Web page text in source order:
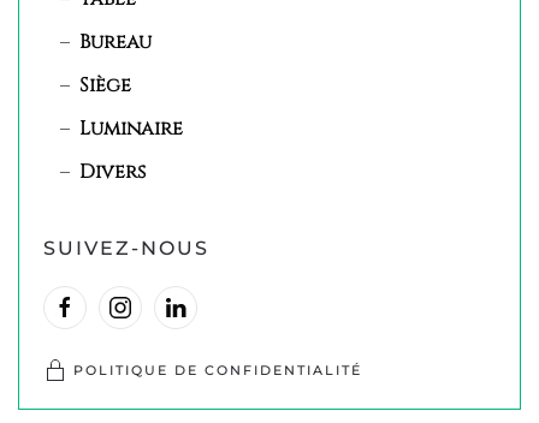
Bureau
Siège
Luminaire
Divers
SUIVEZ-NOUS
POLITIQUE DE CONFIDENTIALITÉ